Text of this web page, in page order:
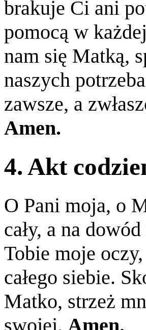
brakuje Ci ani
pomocą w
nam się Matką,
naszych
zawsze, a
Amen.
4. Akt
O Pani moja, o
cały, a na
Tobie moje
całego siebie.
Matko, strzeż
swojej. Amen.